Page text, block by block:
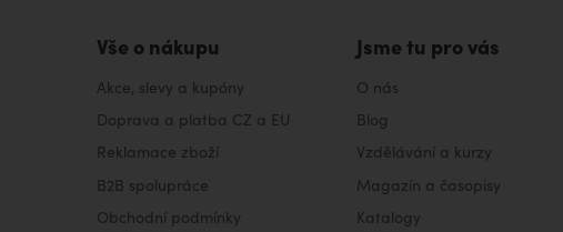
Vše o nákupu
Akce, slevy a kupóny
Doprava a platba CZ a EU
Reklamace zboží
B2B spolupráce
Obchodní podmínky
Jsme tu pro vás
O nás
Blog
Vzdělávání a kurzy
Magazín a časopisy
Katalogy